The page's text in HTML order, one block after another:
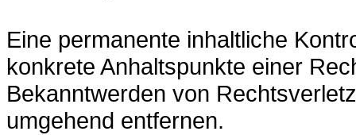
Eine permanente inhaltliche
konkrete Anhaltspunkte einer
Bekanntwerden von
umgehend entfernen.